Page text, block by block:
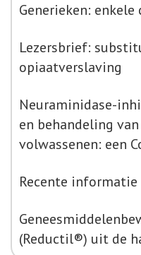
Generieken:
Lezersbrief:
opiaatverslaving
Neuraminidase-
en behandeling
volwassenen: een
Recente informatie
(Reductil®) uit de